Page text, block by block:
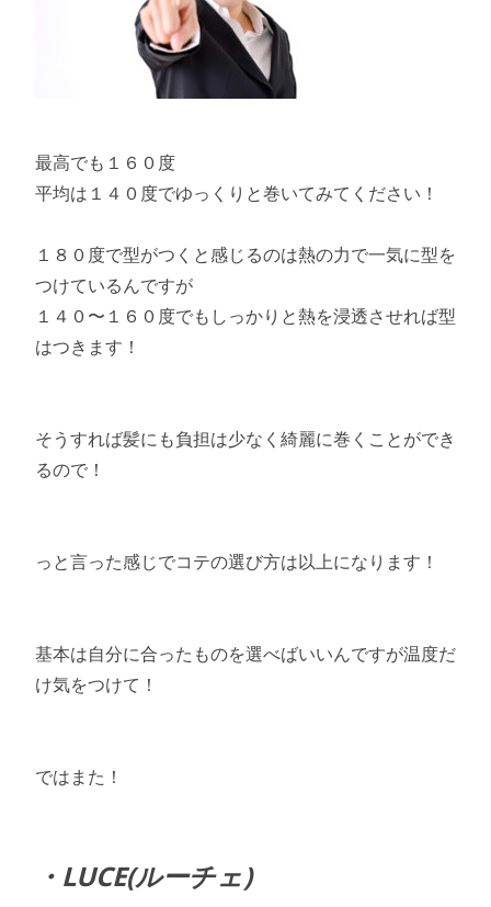
最高でも１６０度
平均は１４０度でゆっくりと巻いてみてください！
１８０度で型がつくと感じるのは熱の力で一気に型を
つけているんですが
１４０〜１６０度でもしっかりと熱を浸透させれば型
はつきます！
そうすれば髪にも負担は少なく綺麗に巻くことができ
るので！
っと言った感じでコテの選び方は以上になります！
基本は自分に合ったものを選べばいいんですが温度だ
け気をつけて！
ではまた！
・LUCE(ルーチェ)